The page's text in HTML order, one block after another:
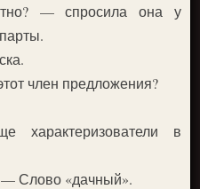
— спросила она у
член предложения?
в
Слово «дачный».